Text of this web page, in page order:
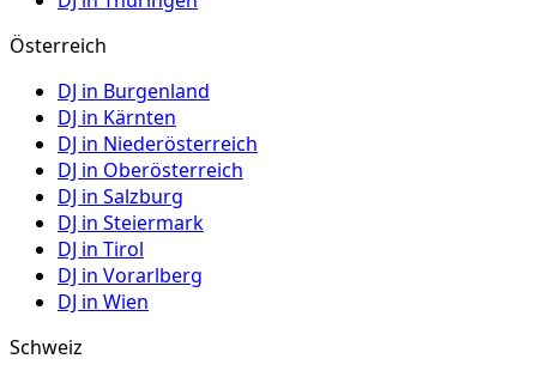
Österreich
DJ in Burgenland
DJ in Kärnten
DJ in Niederösterreich
DJ in Oberösterreich
DJ in Salzburg
DJ in Steiermark
DJ in Tirol
DJ in Vorarlberg
DJ in Wien
Schweiz